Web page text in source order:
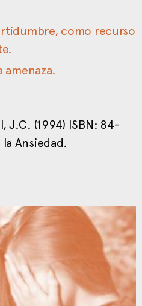
como recurso
amenaza.
J.C. (1994) ISBN: 84-
Ansiedad.